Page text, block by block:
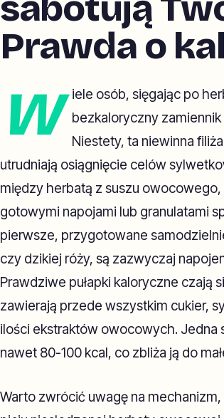
Prawda o
W
iele osób, sięgając po
bezkaloryczny
Niestety, ta niewinna
utrudniają osiągnięcie celów
między herbatą z suszu
gotowymi napojami lub granulatami
pierwsze, przygotowane
czy dzikiej róży, są zazwyczaj
Prawdziwe pułapki kaloryczne czają
zawierają przede wszystkim cukier,
ilości ekstraktów owocowych. Jedna
nawet 80-100 kcal, co zbliża ją do
Warto zwrócić uwagę na